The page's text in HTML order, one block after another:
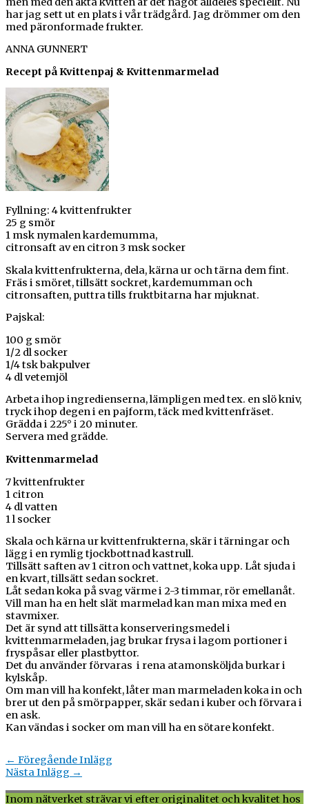
har jag sett ut en plats i vår trädgård. Jag drömmer om den
med päronformade frukter.
ANNA GUNNERT
Recept på Kvittenpaj & Kvittenmarmelad
Fyllning: 4 kvittenfrukter
25 g smör
1 msk nymalen kardemumma,
citronsaft av en citron 3 msk socker
Skala kvittenfrukterna, dela, kärna ur och tärna dem fint.
Fräs i smöret, tillsätt sockret, kardemumman och
citronsaften, puttra tills fruktbitarna har mjuknat.
Pajskal:
100 g smör
1/2 dl socker
1/4 tsk bakpulver
4 dl vetemjöl
Arbeta ihop ingredienserna, lämpligen med tex. en slö kniv,
tryck ihop degen i en pajform, täck med kvittenfräset.
Grädda i 225° i 20 minuter.
Servera med grädde.
Kvittenmarmelad
7 kvittenfrukter
1 citron
4 dl vatten
1 l socker
Skala och kärna ur kvittenfrukterna, skär i tärningar och
lägg i en rymlig tjockbottnad kastrull.
Tillsätt saften av 1 citron och vattnet, koka upp. Låt sjuda i
en kvart, tillsätt sedan sockret.
Låt sedan koka på svag värme i 2-3 timmar, rör emellanåt.
Vill man ha en helt slät marmelad kan man mixa med en
stavmixer.
Det är synd att tillsätta konserveringsmedel i
kvittenmarmeladen, jag brukar frysa i lagom portioner i
fryspåsar eller plastbyttor.
Det du använder förvaras i rena atamonsköljda burkar i
kylskåp.
Om man vill ha konfekt, låter man marmeladen koka in och
brer ut den på smörpapper, skär sedan i kuber och förvara i
en ask.
Kan vändas i socker om man vill ha en sötare konfekt.
← Föregående Inlägg
Nästa Inlägg →
Inom nätverket strävar vi efter originalitet och kvalitet hos